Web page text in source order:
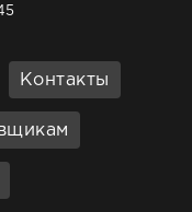
Контакты